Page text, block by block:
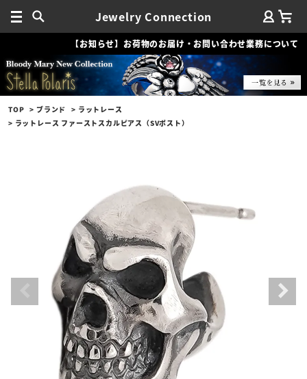
Jewelry Connection
【お知らせ】お荷物のお届け・お問い合わせ業務について
TOP ブランド
ラットレース
ラットレース ファーストスカルピアス（SVポスト）